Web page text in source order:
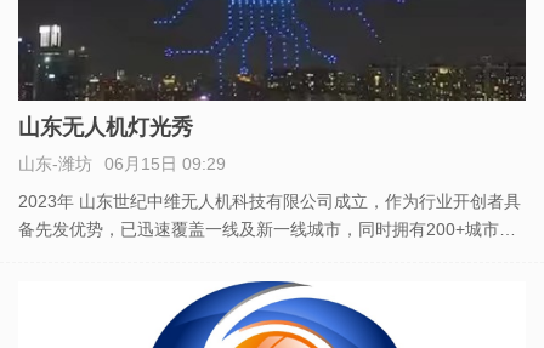
山东无人机灯光秀
山东-潍坊
06月15日 09:29
2023年 山东世纪中维无人机科技有限公司成立，作为行业开创者具
备先发优势，已迅速覆盖一线及新一线城市，同时拥有200+城市核
空中耀眼的科技宣发平台。除了空域编队表演，无人机集群控制